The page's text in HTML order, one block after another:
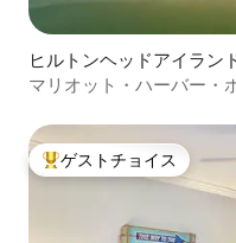
ヒルトンヘッドアイラン
ート
マリオット・ハーバー・
大好評のゲストチョイスで
ゲストチョイス